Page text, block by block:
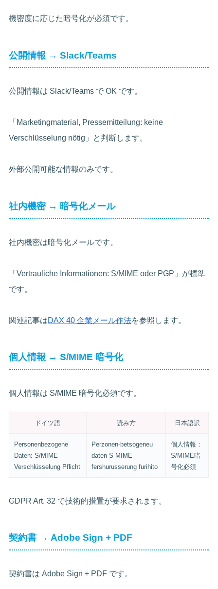
機密度に応じた暗号化が必須です。
公開情報 → Slack/Teams
公開情報は Slack/Teams で OK です。
「Marketingmaterial, Pressemitteilung: keine
Verschlüsselung nötig」と判断します。
外部公開可能な情報のみです。
社内機密 → 暗号化メール
社内機密は暗号化メールです。
「Vertrauliche Informationen: S/MIME oder PGP」が標準
です。
関連記事はDAX 40 企業メール作法を参照します。
個人情報 → S/MIME 暗号化
個人情報は S/MIME 暗号化必須です。
ドイツ語 読み方 日本語訳
Personenbezogene
Daten: S/MIME-
Verschlüsselung Pflicht
Perzonen-betsogeneu
daten S MIME
fershurusserung furihito
個人情報：
S/MIME暗
号化必須
GDPR Art. 32 で技術的措置が要求されます。
契約書 → Adobe Sign + PDF
契約書は Adobe Sign + PDF です。